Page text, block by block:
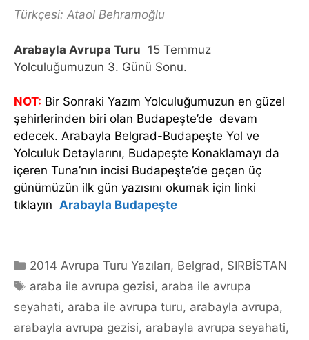
Türkçesi: Ataol Behramoğlu
Arabayla Avrupa Turu 15 Temmuz
Yolculuğumuzun 3. Günü Sonu.
NOT: Bir Sonraki Yazım Yolculuğumuzun en güzel
şehirlerinden biri olan Budapeşte’de devam
edecek. Arabayla Belgrad-Budapeşte Yol ve
Yolculuk Detaylarını, Budapeşte Konaklamayı da
içeren Tuna’nın incisi Budapeşte’de geçen üç
günümüzün ilk gün yazısını okumak için linki
tıklayın Arabayla Budapeşte
Categories
2014 Avrupa Turu Yazıları, Belgrad , SIRBİSTAN
Tags
araba ile avrupa gezisi, araba ile avrupa
seyahati, araba ile avrupa turu, arabayla avrupa,
arabayla avrupa gezisi, arabayla avrupa seyahati,